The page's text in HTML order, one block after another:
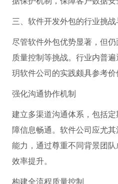
三、软件开发外包的行业挑战
尽管软件外包优势显著，但仍
质量控制等挑战。行业内普
玥软件公司的实践颇具参考价
强化沟通协作机制
建立多渠道沟通体系，包括
障信息畅通。软件公司应尤
能力，通过尊重不同背景团
效率提升。
构建全流程质量控制